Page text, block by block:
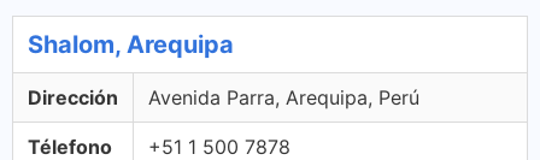
Shalom, Arequipa
Dirección Avenida Parra, Arequipa, Perú
Télefono +51 1 500 7878